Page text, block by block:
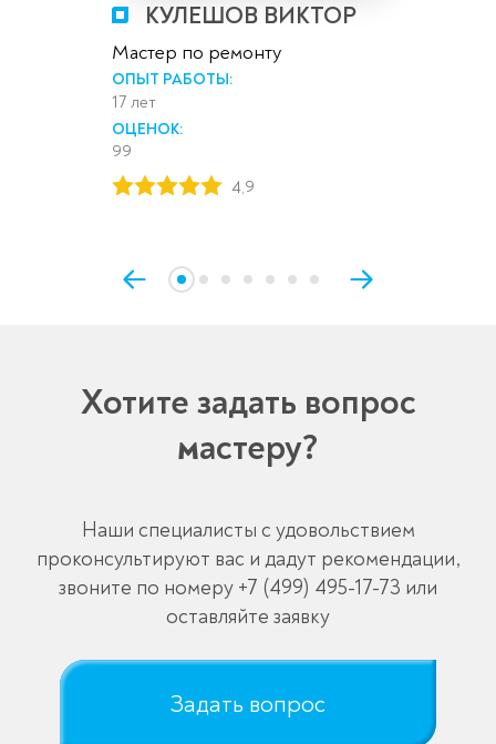
КУЛЕШОВ ВИКТОР
Мастер по ремонту
ОПЫТ РАБОТЫ:
17 лет
ОЦЕНОК:
99
4,9
Хотите задать вопрос
мастеру?
Наши специалисты с удовольствием
проконсультируют вас и дадут рекомендации,
звоните по номеру +7 (499) 495-17-73 или
оставляйте заявку
Задать вопрос